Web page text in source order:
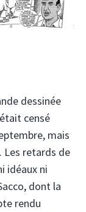
dessinée
était censé
mais
Les retards de
idéaux ni
dont la
rendu